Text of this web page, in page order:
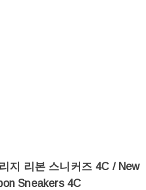
지 리본 스니커즈 4C / New
Sneakers 4C